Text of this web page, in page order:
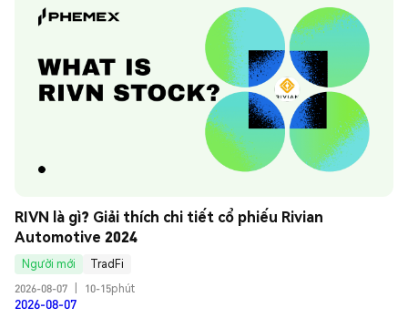
RIVN là gì? Giải thích chi tiết cổ phiếu Rivian
Automotive 2024
Người mới
TradFi
2026-08-07
10-15phút
2026-08-07